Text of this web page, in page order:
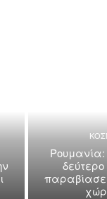
δεύτερο
παραβίασε